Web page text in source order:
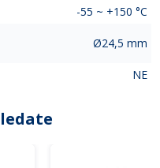
-55 ~ +150 °C
Ø24,5 mm
NE